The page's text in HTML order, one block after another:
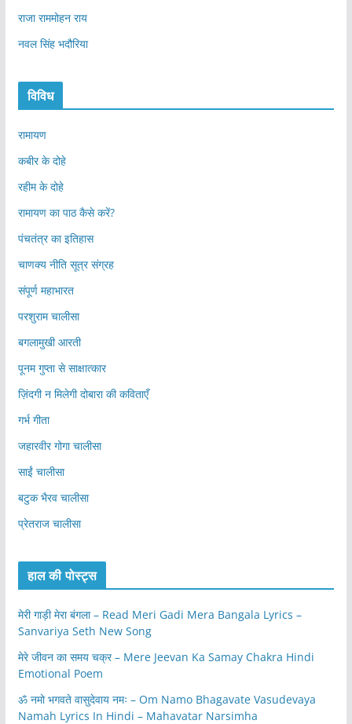
राजा राममोहन राय
नवल सिंह भदौरिया
विविध
रामायण
कबीर के दोहे
रहीम के दोहे
रामायण का पाठ कैसे करें?
पंचतंत्र का इतिहास
चाणक्य नीति सूत्र संग्रह
संपूर्ण महाभारत
परशुराम चालीसा
बगलामुखी आरती
पूनम गुप्ता से साक्षात्कार
ज़िंदगी न मिलेगी दोबारा की कविताएँ
गर्भ गीता
जहारवीर गोगा चालीसा
साईं चालीसा
बटुक भैरव चालीसा
प्रेतराज चालीसा
हाल की पोस्ट्स
मेरी गाड़ी मेरा बंगला – Read Meri Gadi Mera Bangala Lyrics –
Sanvariya Seth New Song
मेरे जीवन का समय चक्र – Mere Jeevan Ka Samay Chakra Hindi
Emotional Poem
ॐ नमो भगवते वासुदेवाय नमः – Om Namo Bhagavate Vasudevaya
Namah Lyrics In Hindi – Mahavatar Narsimha